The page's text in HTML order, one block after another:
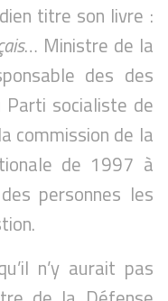
titre son livre :
… Ministre de la
des des
socialiste de
commission de la
de 1997 à
personnes les
n’y aurait pas